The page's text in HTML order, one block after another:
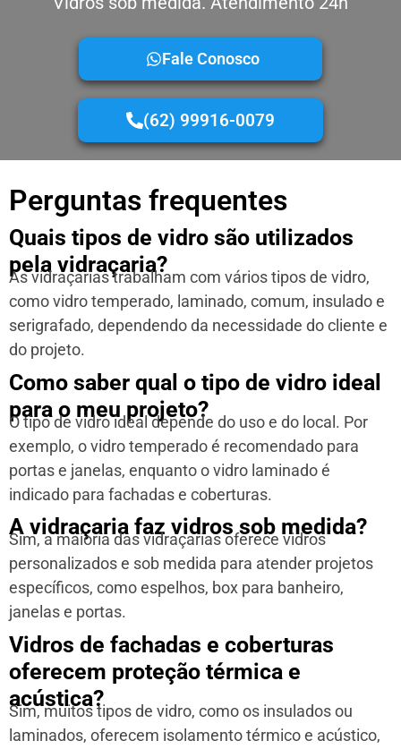
Fale Conosco
(62) 99916-0079
Perguntas frequentes
Quais tipos de vidro são utilizados
pela vidraçaria?
As vidraçarias trabalham com vários tipos de vidro,
como vidro temperado, laminado, comum, insulado e
serigrafado, dependendo da necessidade do cliente e
do projeto.
Como saber qual o tipo de vidro ideal
para o meu projeto?
O tipo de vidro ideal depende do uso e do local. Por
exemplo, o vidro temperado é recomendado para
portas e janelas, enquanto o vidro laminado é
indicado para fachadas e coberturas.
A vidraçaria faz vidros sob medida?
Sim, a maioria das vidraçarias oferece vidros
personalizados e sob medida para atender projetos
específicos, como espelhos, box para banheiro,
janelas e portas.
Vidros de fachadas e coberturas
oferecem proteção térmica e
acústica?
Sim, muitos tipos de vidro, como os insulados ou
laminados, oferecem isolamento térmico e acústico,